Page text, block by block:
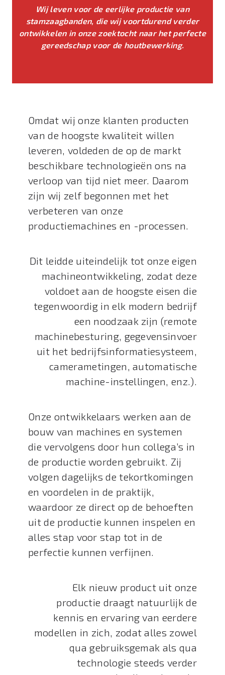
Wij leven voor de eerlijke productie van
stamzaagbanden, die wij voortdurend verder
ontwikkelen in onze zoektocht naar het perfecte
gereedschap voor de houtbewerking.
Omdat wij onze klanten producten
van de hoogste kwaliteit willen
leveren, voldeden de op de markt
beschikbare technologieën ons na
verloop van tijd niet meer. Daarom
zijn wij zelf begonnen met het
verbeteren van onze
productiemachines en -processen.
Dit leidde uiteindelijk tot onze eigen
machineontwikkeling, zodat deze
voldoet aan de hoogste eisen die
tegenwoordig in elk modern bedrijf
een noodzaak zijn (remote
machinebesturing, gegevensinvoer
uit het bedrijfsinformatiesysteem,
camerametingen, automatische
machine-instellingen, enz.).
Onze ontwikkelaars werken aan de
bouw van machines en systemen
die vervolgens door hun collega’s in
de productie worden gebruikt. Zij
volgen dagelijks de tekortkomingen
en voordelen in de praktijk,
waardoor ze direct op de behoeften
uit de productie kunnen inspelen en
alles stap voor stap tot in de
perfectie kunnen verfijnen.
Elk nieuw product uit onze
productie draagt natuurlijk de
kennis en ervaring van eerdere
modellen in zich, zodat alles zowel
qua gebruiksgemak als qua
technologie steeds verder